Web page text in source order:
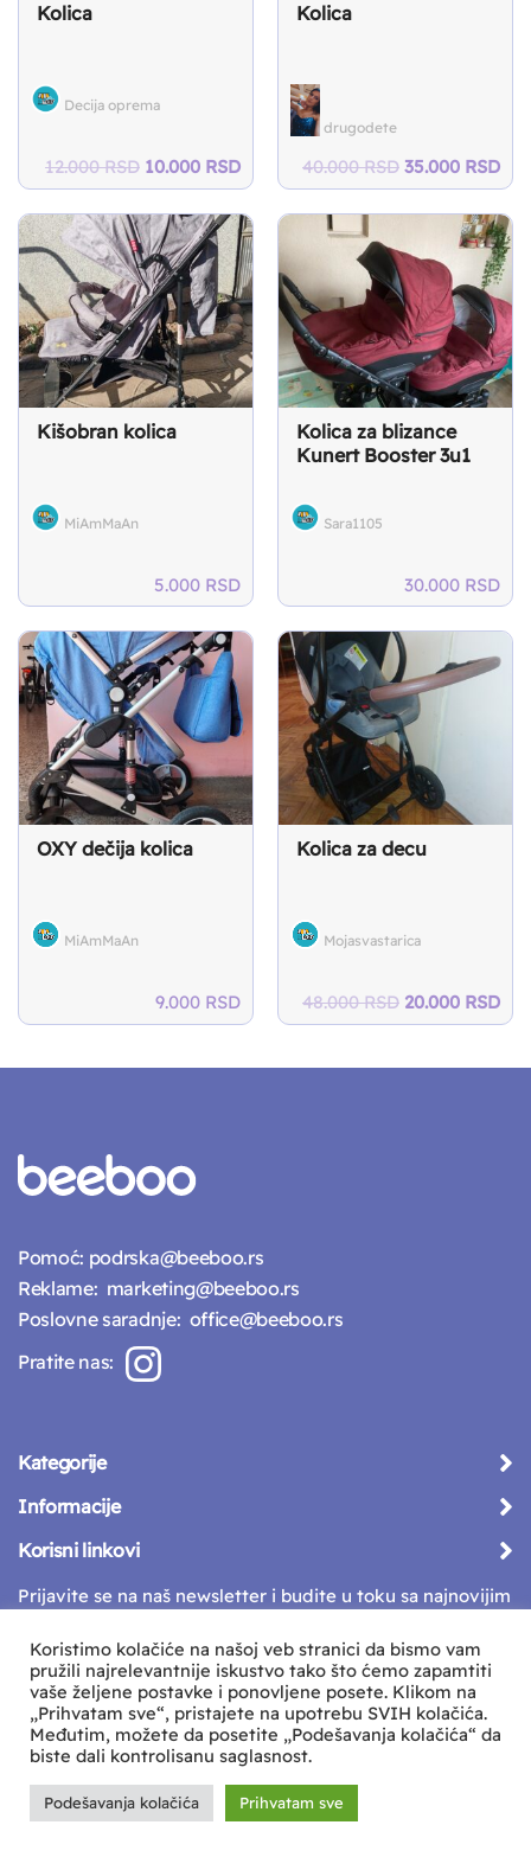
Kolica
Decija oprema
12.000RSD Original
price
was:
12.000 RSD.
10.000 RSDCurrent
price
is:
10.000 RSD.
Kolica
drugodete
40.000RSD Original
price
was:
40.000 RSD.
35.000 RSD
is:
Kišobran kolica
MiAmMaAn
5.000 RSD
Kolica za blizance
Kunert Booster 3u1
Sara1105
30.000 RSD
OXY dečija kolica
MiAmMaAn
9.000 RSD
Kolica za decu
Mojasvastarica
48.000RSD Original
price
48.000 RSD.
20.000 RSD
Pomoć: podrska@beeboo.rs
Reklame: marketing@beeboo.rs
Poslovne saradnje: office@beeboo.rs
Pratite nas:
Kategorije
Informacije
Korisni linkovi
Prijavite se na naš newsletter i budite u toku sa najnovijim
Sva prava zadržava © Beeboo d.o.o.
Koristimo kolačiće na našoj veb stranici da bismo vam
pružili najrelevantnije iskustvo tako što ćemo zapamtiti
vaše željene postavke i ponovljene posete. Klikom na
„Prihvatam sve“, pristajete na upotrebu SVIH kolačića.
Međutim, možete da posetite „Podešavanja kolačića“ da
biste dali kontrolisanu saglasnost.
Podešavanja kolačića Prihvatam sve